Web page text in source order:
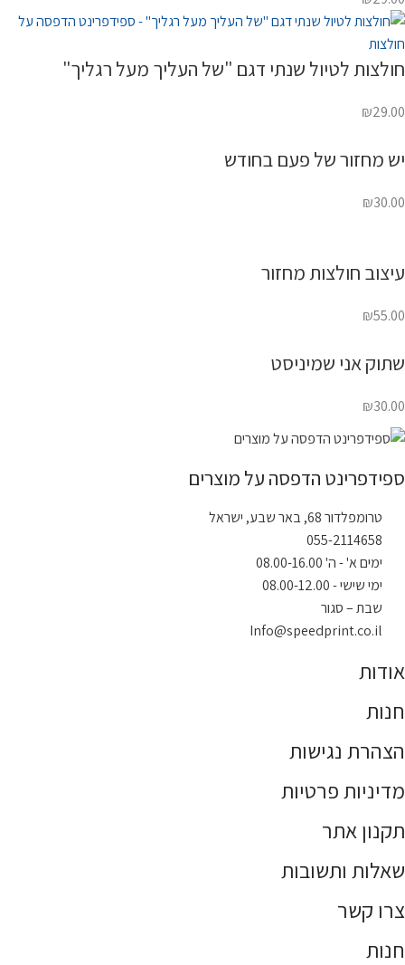
חולצות לטיול שנתי דגם "של העליך מעל רגליך"
₪29.00
יש מחזור של פעם בחודש
₪30.00
עיצוב חולצות מחזור
₪55.00
שתוק אני שמיניסט
₪30.00
ספידפרינט הדפסה על מוצרים
טרומפלדור 68, באר שבע, ישראל
055-2114658
ימים א' - ה' 08.00-16.00
ימי שישי - 08.00-12.00
שבת – סגור
Info@speedprint.co.il
אודות
חנות
הצהרת נגישות
מדיניות פרטיות
תקנון אתר
שאלות ותשובות
צרו קשר
חנות